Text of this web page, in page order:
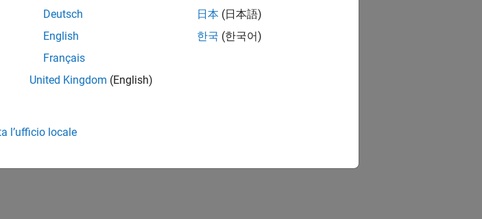
Deutsch
English
Français
United Kingdom (English)
日本 (日本語)
한국 (한국어)
l’ufficio locale